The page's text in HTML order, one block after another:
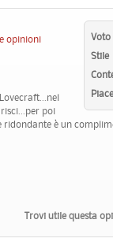
Stile
opinioni
poi
è un
Trovi utile questa